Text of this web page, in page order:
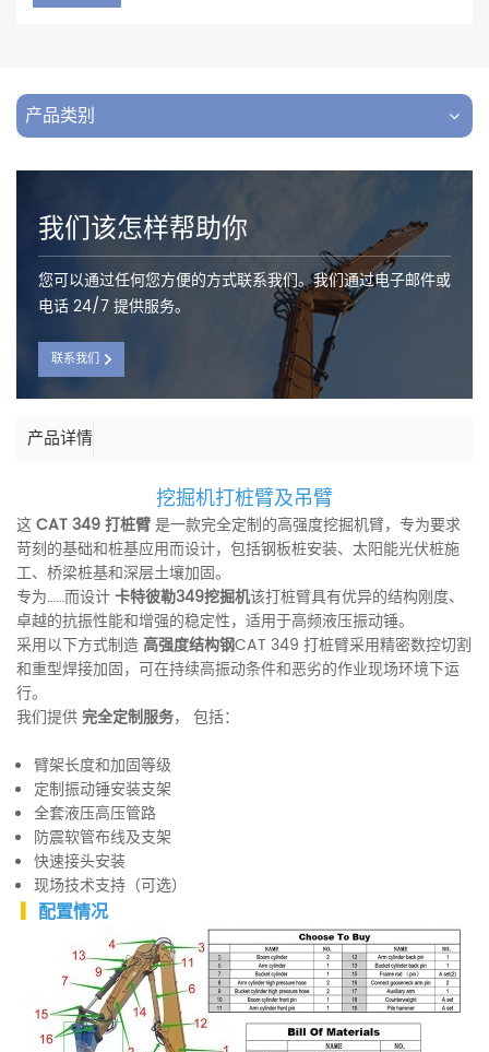
产品类别
我们该怎样帮助你
您可以通过任何您方便的方式联系我们。我们通过电子邮件或
电话 24/7 提供服务。
联系我们
产品详情
挖掘机打桩臂及吊臂
这CAT 349 打桩臂是一款完全定制的高强度挖掘机臂，专为要求
苛刻的基础和桩基应用而设计，包括钢板桩安装、太阳能光伏桩施
工、桥梁桩基和深层土壤加固。
专为……而设计卡特彼勒349挖掘机该打桩臂具有优异的结构刚度、
卓越的抗振性能和增强的稳定性，适用于高频液压振动锤。
采用以下方式制造高强度结构钢CAT 349 打桩臂采用精密数控切割
和重型焊接加固，可在持续高振动条件和恶劣的作业现场环境下运
行。
我们提供完全定制服务， 包括：
臂架长度和加固等级
定制振动锤安装支架
全套液压高压管路
防震软管布线及支架
快速接头安装
现场技术支持（可选）
配置情况